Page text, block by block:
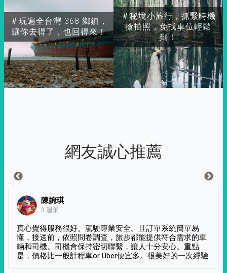
＃玩遍全台灣 368 鄉鎮，
讓你去得了，也回得來！
＃秘境小旅行，抓緊時機
搶拍照，免找車位輕鬆
到！
網友誠心推薦
陳婉琪
3 週前
真心覺得服務很好。駕駛專業安全。且訂單系統簡單易
懂，接送前，依照問卷調查，旅步都能提供符合需求的車
輛和司機。司機會保持密切聯繫，讓人十分安心。重點
是，價格比一般計程車or Uber便宜多。很美好的一次經驗